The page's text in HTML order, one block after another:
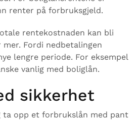
renter på forbruksgjeld.
rentekostnaden kan bli
Fordi nedbetalingen
lengre periode. For eksempel
vanlig med boliglån.
sikkerhet
ta opp et forbrukslån med pant